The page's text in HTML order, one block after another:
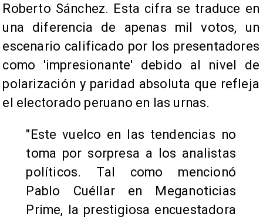
Roberto Sánchez. Esta cifra se traduce en
una diferencia de apenas mil votos, un
escenario calificado por los presentadores
como 'impresionante' debido al nivel de
polarización y paridad absoluta que refleja
el electorado peruano en las urnas.
"Este vuelco en las tendencias no
toma por sorpresa a los analistas
políticos. Tal como mencionó
Pablo Cuéllar en Meganoticias
Prime, la prestigiosa encuestadora